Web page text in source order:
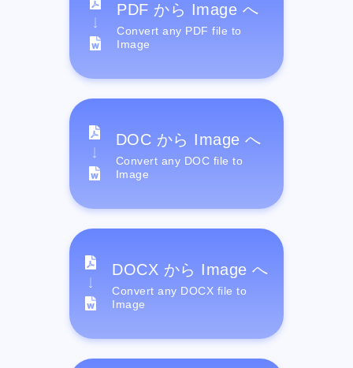
PDF から Image へ
Convert any PDF file to
Image
DOC から Image へ
Convert any DOC file to
Image
DOCX から Image へ
Convert any DOCX file to
Image